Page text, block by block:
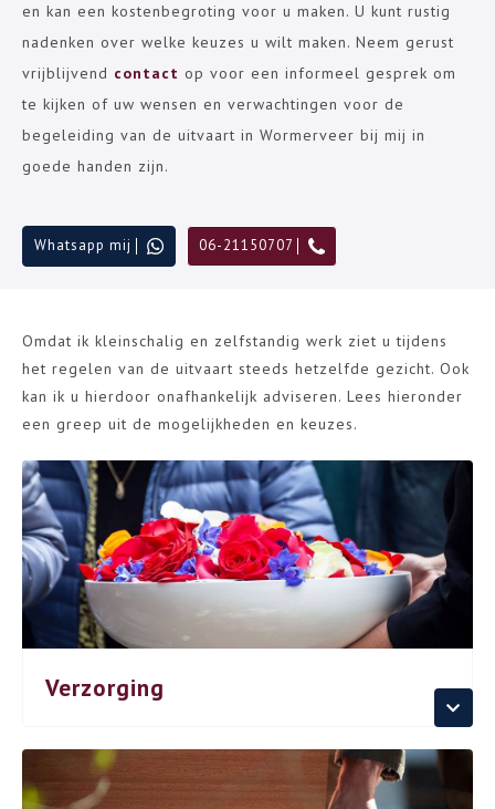
en kan een kostenbegroting voor u maken. U kunt rustig
nadenken over welke keuzes u wilt maken. Neem gerust
vrijblijvend contact op voor een informeel gesprek om
te kijken of uw wensen en verwachtingen voor de
begeleiding van de uitvaart in Wormerveer bij mij in
goede handen zijn.
Whatsapp mij 06-21150707
Omdat ik kleinschalig en zelfstandig werk ziet u tijdens
het regelen van de uitvaart steeds hetzelfde gezicht. Ook
kan ik u hierdoor onafhankelijk adviseren. Lees hieronder
een greep uit de mogelijkheden en keuzes.
Verzorging